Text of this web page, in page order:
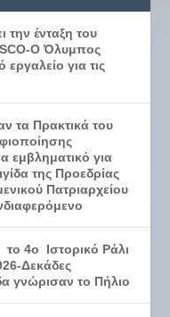
την ένταξη του
Ο Όλυμπος
για τις
τα Πρακτικά του
εμβληματικό για
της Προεδρίας
Πατριαρχείου
4ο Ιστορικό Ράλι
Δεκάδες
γνώρισαν το Πήλιο